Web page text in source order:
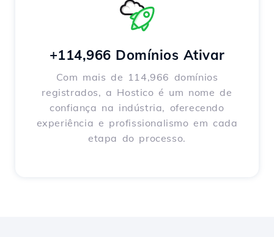
+114,966 Domínios Ativar
Com mais de 114,966 domínios
registrados, a Hostico é um nome de
confiança na indústria, oferecendo
experiência e profissionalismo em cada
etapa do processo.